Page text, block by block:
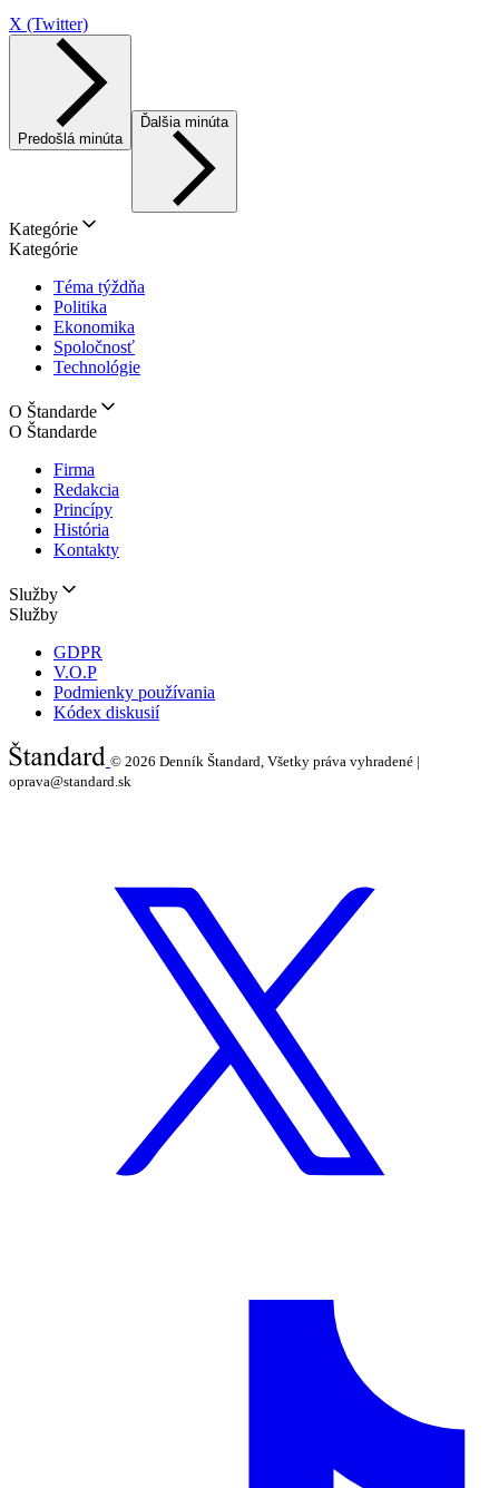
X (Twitter)
Predošlá minúta
Ďalšia minúta
Kategórie
Kategórie
Téma týždňa
Politika
Ekonomika
Spoločnosť
Technológie
O Štandarde
O Štandarde
Firma
Redakcia
Princípy
História
Kontakty
Služby
Služby
GDPR
V.O.P
Podmienky používania
Kódex diskusií
© 2026 Denník Štandard, Všetky práva vyhradené |
oprava@standard.sk